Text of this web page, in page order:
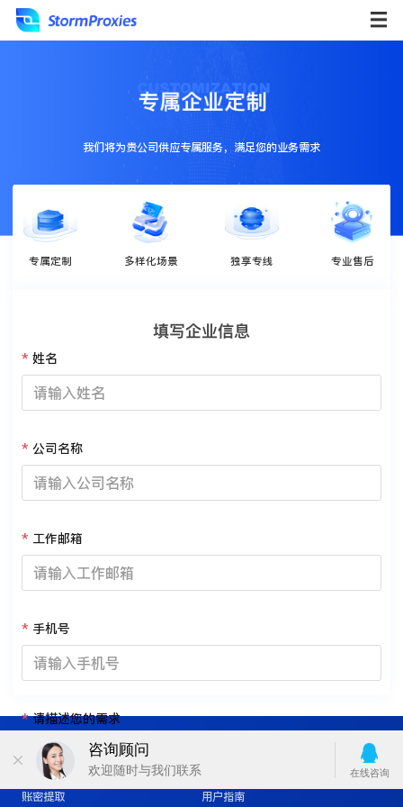
我们将为贵公司供应专属服务，满足您的业务需求
专属定制 多样化场景 独享专线 专业售后
填写企业信息
姓名
公司名称
工作邮箱
手机号
请描述您的需求
站点导航
套餐购买
账密提取
用户指南